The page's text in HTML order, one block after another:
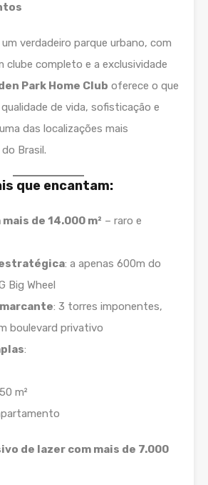
verdadeiro parque urbano, com
completo e a exclusividade
Park Home Club oferece o que
de vida, sofisticação e
das localizações mais
Brasil.
que encantam:
de 14.000 m² – raro e
: a apenas 600m do
Big Wheel
: 3 torres imponentes,
boulevard privativo
:
m²
de lazer com mais de 7.000